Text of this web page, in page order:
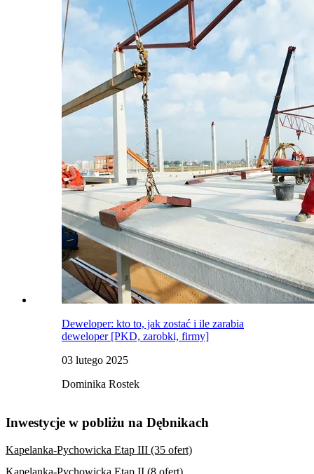
Deweloper: kto to, jak zostać i ile zarabia
deweloper [PKD, zarobki, firmy]
03 lutego 2025
Dominika Rostek
Inwestycje w pobliżu na Dębnikach
Kapelanka-Pychowicka Etap III (35 ofert)
Kapelanka-Pychowicka Etap II (8 ofert)